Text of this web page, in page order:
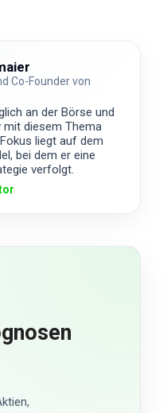
Co-Founder von
an der Börse und
diesem Thema
liegt auf dem
bei dem er eine
verfolgt.